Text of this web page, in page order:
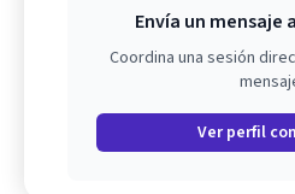
Envía un mensaje
Coordina una sesión
Ver perfil